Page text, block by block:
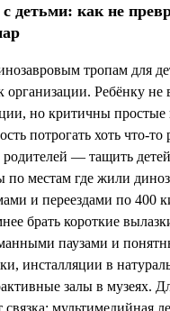
детьми: как не
тропам для
организации. Ребёнку не
но критичны простые
потрогать хоть что‑то
— тащить
по местам где жили
и переездами по 400
брать короткие
паузами и
инсталляции в
залы в музеях.
связка: мультимедийная